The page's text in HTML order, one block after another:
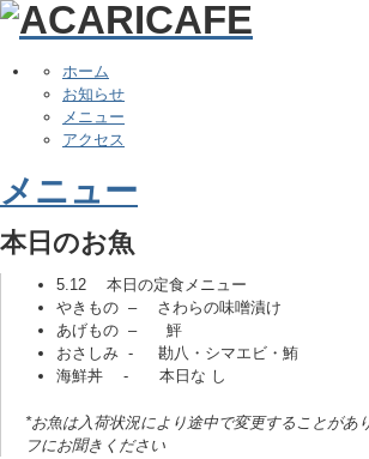
ホーム
お知らせ
メニュー
アクセス
メニュー
本日のお魚
5.12 本日の定食メニュー
やきもの – さわらの味噌漬け
あげもの – 鮃
おさしみ - 勘八・シマエビ・鮪
海鮮丼 - 本日な し
*お魚は入荷状況により途中で変更することがあ
フにお聞きください